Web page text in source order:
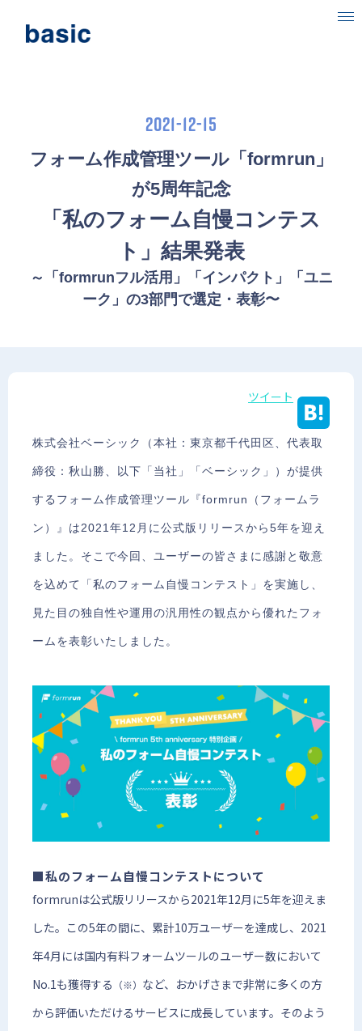
ニュース
IR情報
採用情報
2021-12-15
フォーム作成管理ツール「formrun」
が5周年記念
「私のフォーム自慢コンテス
ト」結果発表
～「formrunフル活用」「インパクト」「ユニ
ーク」の3部門で選定・表彰〜
ツイート
株式会社ベーシック（本社：東京都千代田区、代表取
締役：秋山勝、以下「当社」「ベーシック」）が提供
するフォーム作成管理ツール『formrun（フォームラ
ン）』は2021年12月に公式版リリースから5年を迎え
ました。そこで今回、ユーザーの皆さまに感謝と敬意
を込めて「私のフォーム自慢コンテスト」を実施し、
見た目の独自性や運用の汎用性の観点から優れたフォ
ームを表彰いたしました。
■私のフォーム自慢コンテストについて
formrunは公式版リリースから2021年12月に5年を迎えま
した。この5年の間に、累計10万ユーザーを達成し、2021
年4月には国内有料フォームツールのユーザー数において
No.1も獲得する （※） など、おかげさまで非常に多くの方
から評価いただけるサービスに成長しています。そのよう